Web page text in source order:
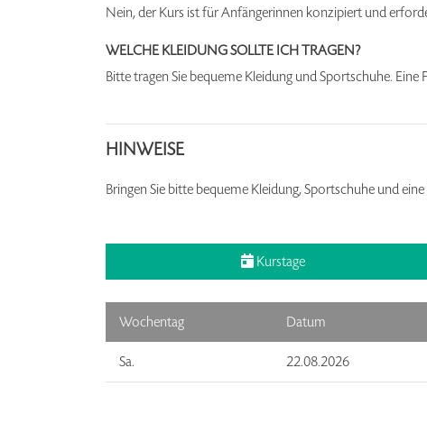
Nein, der Kurs ist für Anfängerinnen konzipiert und
WELCHE KLEIDUNG SOLLTE ICH TRAGEN?
Bitte tragen Sie bequeme Kleidung und Sportschuhe.
HINWEISE
Bringen Sie bitte bequeme Kleidung, Sportschuhe und
Kurstage
Wochentag Datum
Sa. 22.08.2026